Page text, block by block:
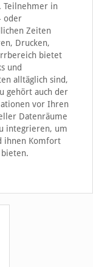
Teilnehmer in
oder
Zeiten
Drucken,
bietet
und
alltäglich sind,
gehört auch der
vor Ihren
Datenräume
integrieren, um
ihnen Komfort
bieten.